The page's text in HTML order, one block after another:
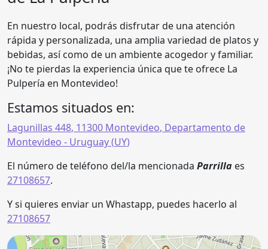
En nuestro local, podrás disfrutar de una atención
rápida y personalizada, una amplia variedad de platos y
bebidas, así como de un ambiente acogedor y familiar.
¡No te pierdas la experiencia única que te ofrece La
Pulpería en Montevideo!
Estamos situados en:
Lagunillas 448, 11300 Montevideo, Departamento de
Montevideo - Uruguay (UY)
El número de teléfono del/la mencionada Parrilla es
27108657.
Y si quieres enviar un Whastapp, puedes hacerlo al
27108657